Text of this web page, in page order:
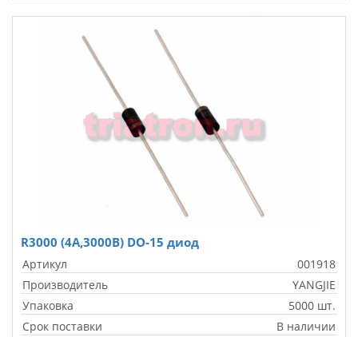
R3000 (4A,3000В) DO-15 диод
Артикул
001918
Производитель
YANGJIE
Упаковка
5000 шт.
Срок поставки
В наличии